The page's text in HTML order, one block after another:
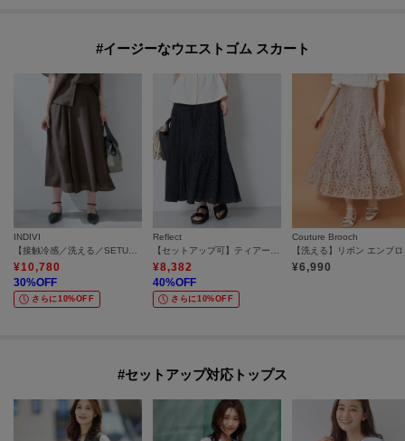
#イージーなウエストゴム スカート
INDIVI
¥10,780
30%OFF
さらに10%OFF
Reflect
¥8,382
40%OFF
さらに10%OFF
Couture Brooch
¥6,990
#セットアップ対応トップス